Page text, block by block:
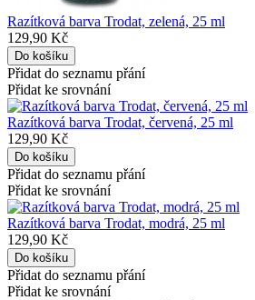
Razítková barva Trodat, zelená, 25 ml
129,90 Kč
Přidat do seznamu přání
Přidat ke srovnání
Razítková barva Trodat, červená, 25 ml
129,90 Kč
Přidat do seznamu přání
Přidat ke srovnání
Razítková barva Trodat, modrá, 25 ml
129,90 Kč
Přidat do seznamu přání
Přidat ke srovnání